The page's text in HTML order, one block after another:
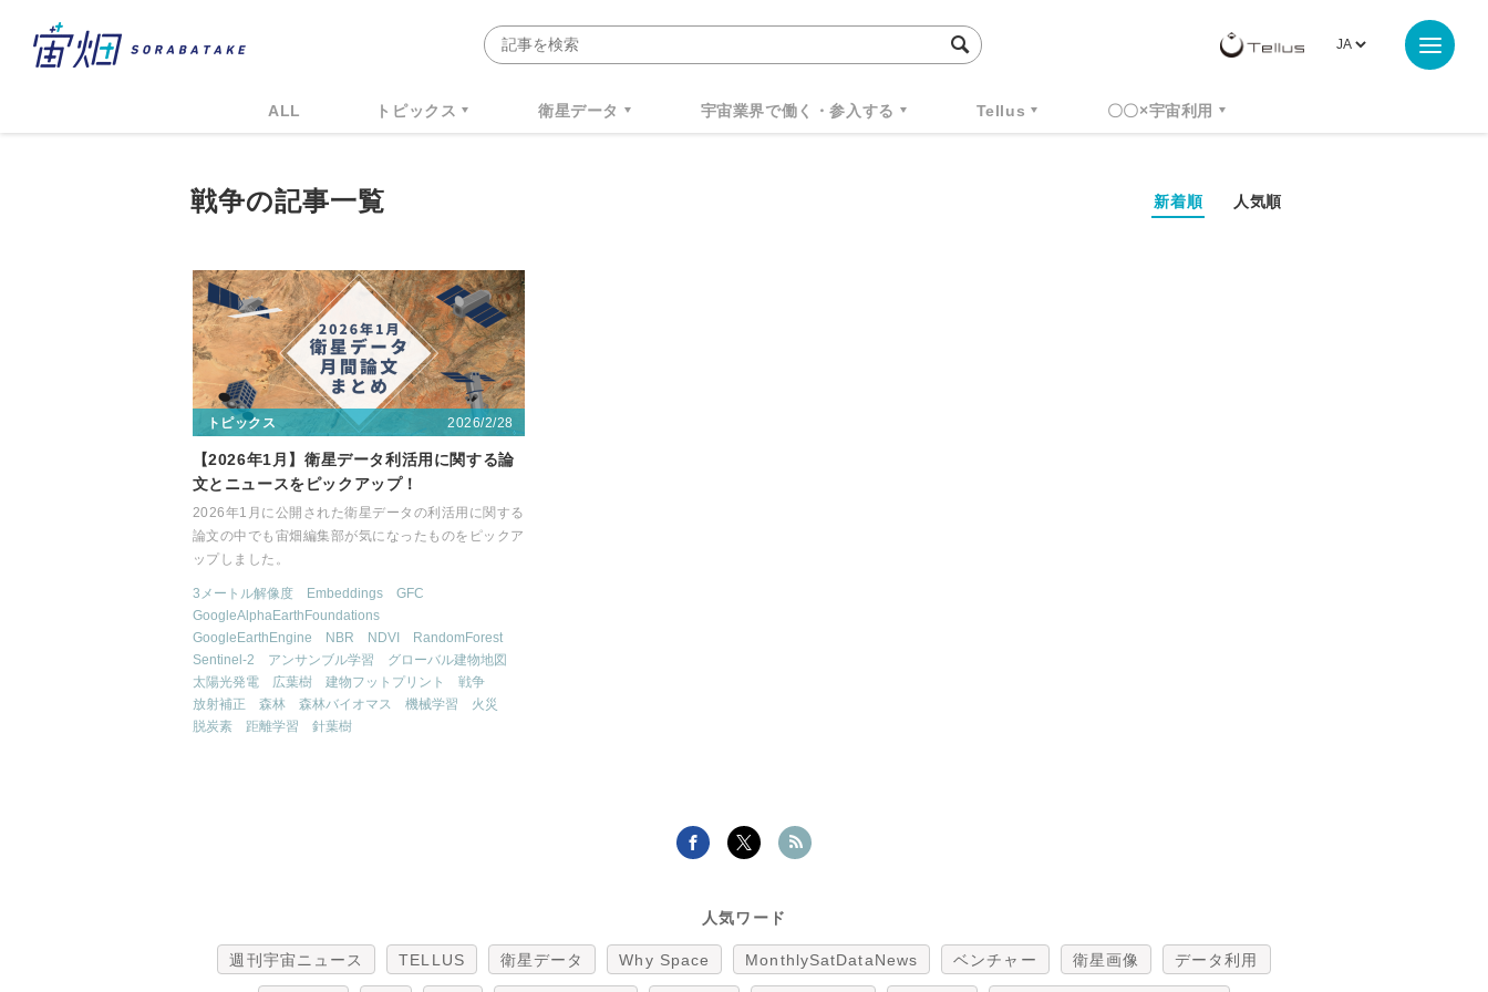
ALL トピックス 衛星データ 宇宙業界で働く・参入する Tellus 〇〇×宇宙利用
戦争の記事一覧 新着順 人気順
トピックス 2026/2/28
【2026年1月】衛星データ利活用に関する論
文とニュースをピックアップ！
2026年1月に公開された衛星データの利活用に関する
論文の中でも宙畑編集部が気になったものをピックア
ップしました。
3メートル解像度 Embeddings
GFC
GoogleAlphaEarthFoundations
GoogleEarthEngine
NBR NDVI
RandomForest
Sentinel-2
アンサンブル学習
グローバル建物地図
太陽光発電
広葉樹 建物フットプリント
戦争
放射補正
森林 森林バイオマス 機械学習
火災
脱炭素
距離学習 針葉樹
人気ワード
週刊宇宙ニュース TELLUS 衛星データ Why Space MonthlySatDataNews ベンチャー 衛星画像 データ利用